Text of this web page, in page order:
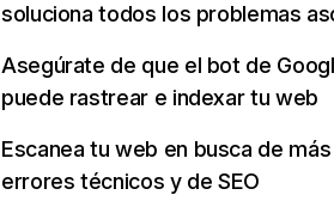
soluciona todos los problemas
Asegúrate de que el bot de
puede rastrear e indexar tu web
Escanea tu web en busca de
errores técnicos y de SEO